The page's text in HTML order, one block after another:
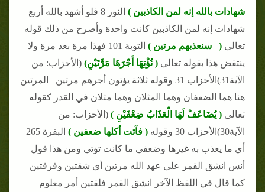
شهادات بالله إنه لمن الكاذبين )
النور 8 فلو أشهد بالله أربع
شهادات إنه لمن الكاذبين كانت واحدة وأصرح من ذلك قوله
تعالى ( سنعذبهم مرتين )
التوبة 101 فهذا مرة بعد مرة ولا
ينتقض هذا بقوله تعالى ( نُؤْتِهَا أَجْرَهَا مَرَّتَيْنِ) (الأحزاب: من
الآية31)الأحزاب 31 وقوله ثلاثة يؤتون أجرهم مرتين المرتين
هنا هما الضعفان وهما المثلان وهما مثلان في القدر كقوله
تعالى ( يُضَاعَفْ لَهَا الْعَذَابُ ضِعْفَيْنِ ) (الأحزاب: من
الآية30)الأحزاب 30 وقوله
( فآتت أكلها ضعفين )
البقرة 265
أي ما يعذب به غيرها وضعفي ما كانت تؤتي ومن هذا قول
أنس انشق القمر على عهد الله مرتين أي شقتين وفرقتين
كما قال في اللفظ الآخر انشق القمر فلقتين أمر معلوم